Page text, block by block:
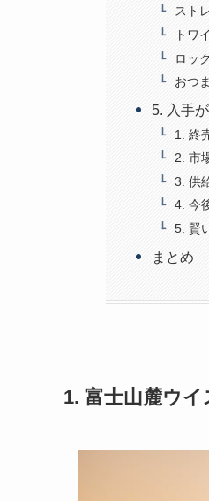
スト
トワ
ロック
おつ
5. 入手
1. 終
2. 市
3. 供
4. 今
5. 賢
まとめ
1. 富士山麓ウ